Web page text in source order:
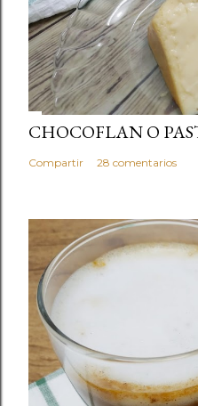
CHOCOFLAN O
Compartir 28 comentarios